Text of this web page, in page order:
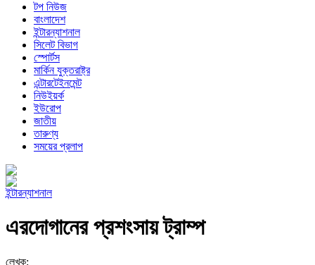
টপ নিউজ
বাংলাদেশ
ইন্টারন্যাশনাল
সিলেট বিভাগ
স্পোর্টস
মার্কিন যুক্তরাষ্ট্র
এন্টারটেইনমেন্ট
নিউইয়র্ক
ইউরোপ
জাতীয়
তারুণ্য
সময়ের প্রলাপ
ইন্টারন্যাশনাল
এরদোগানের প্রশংসায় ট্রাম্প
লেখক: